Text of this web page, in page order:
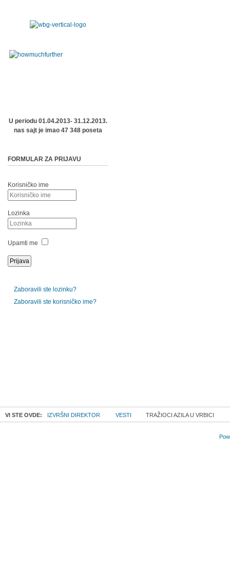
U periodu 01.04.2013- 31.12.2013.
nas sajt je imao 47 348 poseta
FORMULAR ZA PRIJAVU
Korisničko ime
Lozinka
Upamti me
Zaboravili ste lozinku?
Zaboravili ste korisničko ime?
VI STE OVDE: IZVRŠNI DIREKTOR VESTI TRAŽIOCI AZILA U VRBICI